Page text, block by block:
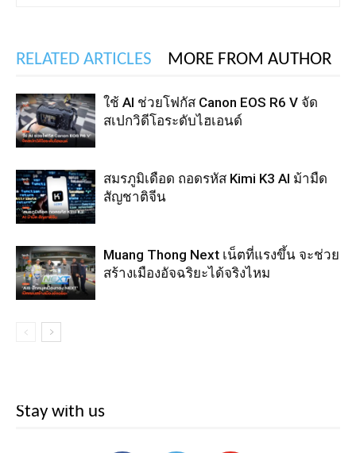
RELATED ARTICLES MORE FROM AUTHOR
ใช้ AI ช่วยโฟกัส Canon EOS R6 V จัด
สเปกวิดีโอระดับไฮเอนด์
สมรภูมิเดือด ถอดรหัส Kimi K3 AI ม้ามืด
สัญชาติจีน
Muang Thong Next เน็ตที่แรงขึ้น จะช่วย
สร้างเมืองอัจฉริยะได้จริงไหม
Stay with us